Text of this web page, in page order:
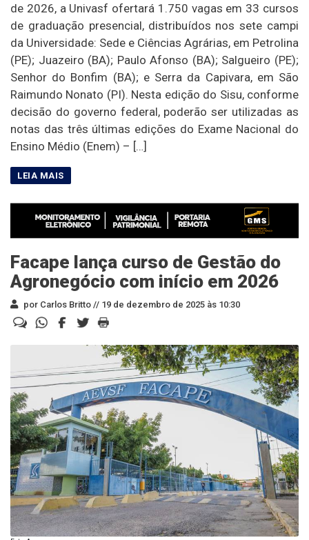
de 2026, a Univasf ofertará 1.750 vagas em 33 cursos
de graduação presencial, distribuídos nos sete campi
da Universidade: Sede e Ciências Agrárias, em Petrolina
(PE); Juazeiro (BA); Paulo Afonso (BA); Salgueiro (PE);
Senhor do Bonfim (BA); e Serra da Capivara, em São
Raimundo Nonato (PI). Nesta edição do Sisu, conforme
decisão do governo federal, poderão ser utilizadas as
notas das três últimas edições do Exame Nacional do
Ensino Médio (Enem) – […]
Facape lança curso de Gestão do
Agronegócio com início em 2026
por Carlos Britto // 19 de dezembro de 2025 às 10:30